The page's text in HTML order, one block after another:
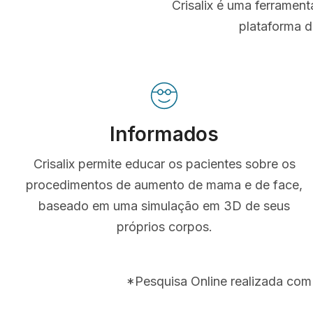
Crisalix é uma
plataforma
Informados
Crisalix permite educar os pacientes sobre os
procedimentos de aumento de mama e de face,
baseado em uma simulação em 3D de seus
próprios corpos.
*Pesquisa Online realizada